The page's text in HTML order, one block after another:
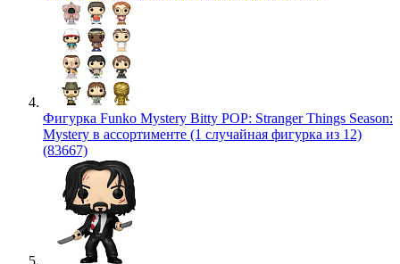
Фигурка Funko Mystery Bitty POP: Stranger Things Season:
Mystery в ассортименте (1 случайная фигурка из 12)
(83667)